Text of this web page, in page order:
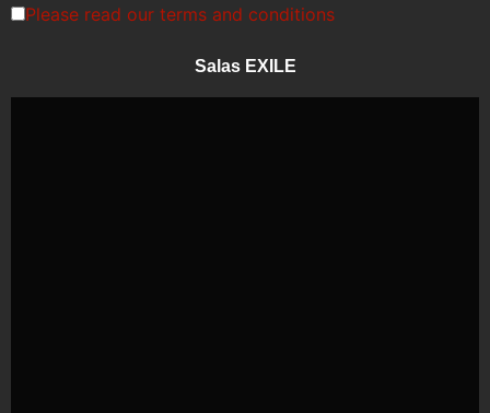
Please read our terms and conditions
Salas EXILE